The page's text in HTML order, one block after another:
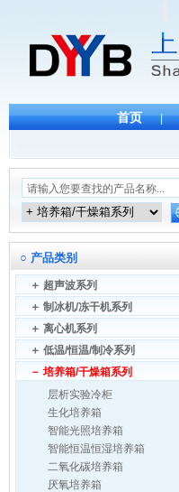
首页 |
○ 产品类别
＋ 超声波系列
＋ 制冰机/冻干机系列
＋ 离心机系列
＋ 低温/恒温/制冷系列
－ 培养箱/干燥箱系列
层析实验冷柜
生化培养箱
智能光照培养箱
智能恒温恒湿培养箱
二氧化碳培养箱
厌氧培养箱